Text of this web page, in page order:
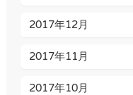
2017年12月
2017年11月
2017年10月